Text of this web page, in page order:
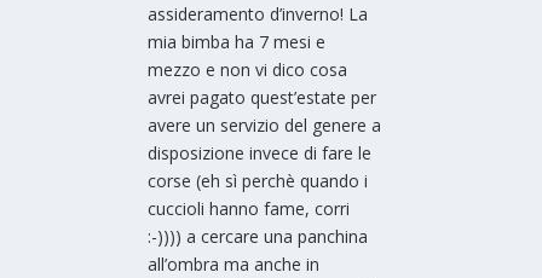
assideramento d’inverno! La
mia bimba ha 7 mesi e
mezzo e non vi dico cosa
avrei pagato quest’estate per
avere un servizio del genere a
disposizione invece di fare le
corse (eh sì perchè quando i
cuccioli hanno fame, corri
:-)))) a cercare una panchina
all’ombra ma anche in